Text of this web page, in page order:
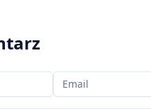
Twój email